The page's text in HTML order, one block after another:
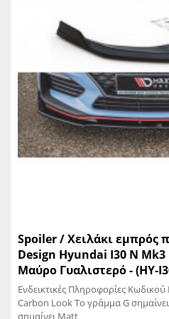
Spoiler / Χειλάκι εμπρός
Design Hyundai I30 N
Μαύρο Γυαλιστερό - (HY-
Ενδεικτικές Πληροφορίες
Carbon Look Το γράμμα G
σημαίνει Matt